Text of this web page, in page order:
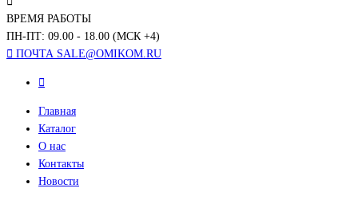
ВРЕМЯ РАБОТЫ
ПН-ПТ: 09.00 - 18.00 (МСК +4)
ПОЧТА SALE@OMIKOM.RU
Главная
Каталог
О нас
Контакты
Новости